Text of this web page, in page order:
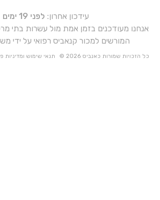
עידכון אחרון: לפני 19 ימים
אנחנו מעודכנים בזמן אמת מול עשרות בתי
המורשים למכור קנאביס רפואי על ידי
כל הזכויות שמורות כאנביס 2026 © תנאי שימוש ומדיניות